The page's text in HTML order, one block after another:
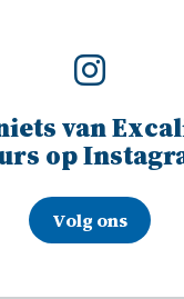
van
op
Volg ons